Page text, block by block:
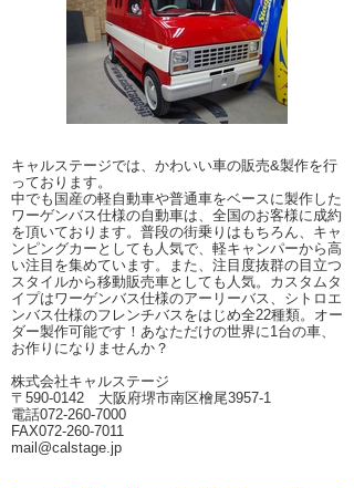
キャルステージでは、かわいい車の販売&製作を行
っております。
中でも国産の軽自動車や普通車をベースに製作した
ワーゲンバス仕様の自動車は、全国のお客様に成約
を頂いております。普段の街乗りはもちろん、キャ
ンピングカーとしても人気で、軽キャンパーから高
い注目を集めています。また、注目度抜群の目立つ
スタイルから移動販売車としても人気。カスタムタ
イプはワーゲンバス仕様のアーリーバス、シトロエ
ンバス仕様のフレンチバスをはじめ全22種類。オー
ダー製作可能です！あなただけの世界に1台の車、
お作りになりませんか？
株式会社キャルステージ
〒590-0142 大阪府堺市南区檜尾3957-1
電話072-260-7000
FAX072-260-7011
mail@calstage.jp